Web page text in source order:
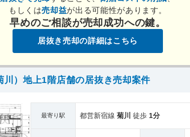
もしくは売却益が出る可能性があります。
早めのご相談が売却成功への鍵。
居抜き売却の詳細はこちら
川）地上1階店舗の居抜き売却案件
最寄り駅 都営新宿線 菊川 徒歩 1分